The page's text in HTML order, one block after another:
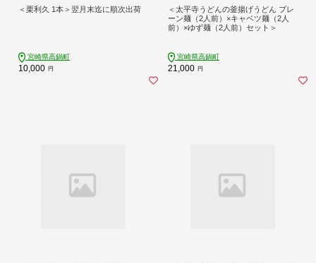
＜栗利久 1本＞翌月末迄に順次出荷
宮崎県高鍋町
10,000 円
＜太平寺うどんの釜揚げうどん プレ
ーン麺（2人前）×キャベツ麺（2人
前）×ゆず麺（2人前）セット＞
宮崎県高鍋町
21,000 円